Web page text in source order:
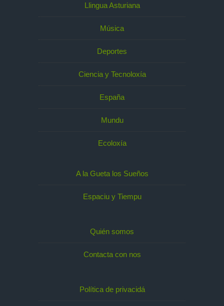
Llingua Asturiana
Música
Deportes
Ciencia y Tecnoloxía
España
Mundu
Ecoloxía
A la Gueta los Sueños
Espaciu y Tiempu
Quién somos
Contacta con nos
Política de privacidá